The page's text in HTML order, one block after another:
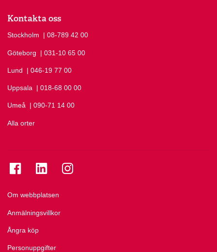
Kontakta oss
Stockholm Ring Stockholm på
| 08-789 42 00
Göteborg Ring Göteborg på
| 031-10 65 00
Lund Ring Lund på
| 046-19 77 00
Uppsala Ring Uppsala på
| 018-68 00 00
Umeå Ring Umeå på
| 090-71 14 00
Alla orter
Om webbplatsen
Anmälningsvillkor
Ångra köp
Personuppgifter
Se folkuniversitetet på Facebook
Se folkuniversitetet på LinkedIn